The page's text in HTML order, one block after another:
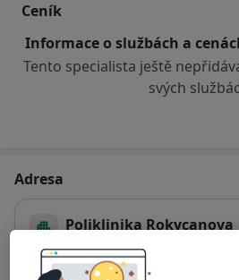
Ceník
Informace o službách a
Tento specialista ještě
svých
Adresa
Poliklinika Rokycanova
Rokycanova 2798,